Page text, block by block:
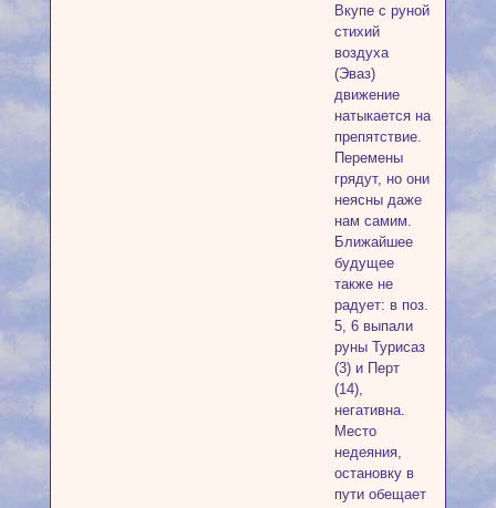
Вкупе с руной
стихий
воздуха
(Эваз)
движение
натыкается на
препятствие.
Перемены
грядут, но они
неясны даже
нам самим.
Ближайшее
будущее
также не
радует: в поз.
5, 6 выпали
руны Турисаз
(3) и Перт
(14),
негативна.
Место
недеяния,
остановку в
пути обещает